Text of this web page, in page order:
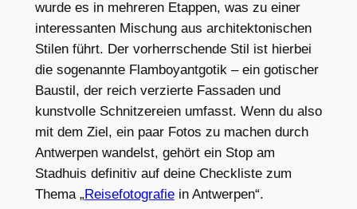
wurde es in mehreren Etappen, was zu einer
interessanten Mischung aus architektonischen
Stilen führt. Der vorherrschende Stil ist hierbei
die sogenannte Flamboyantgotik – ein gotischer
Baustil, der reich verzierte Fassaden und
kunstvolle Schnitzereien umfasst. Wenn du also
mit dem Ziel, ein paar Fotos zu machen durch
Antwerpen wandelst, gehört ein Stop am
Stadhuis definitiv auf deine Checkliste zum
Thema „Reisefotografiein Antwerpen“.